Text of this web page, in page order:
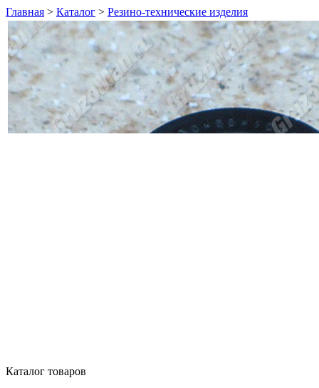
Главная > Каталог > Резино-технические изделия
Каталог товаров